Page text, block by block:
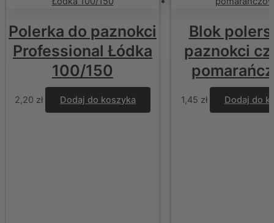
Polerka do paznokci
Professional Łódka
100/150
2,20 zł Dodaj do koszyka
Blok
paznokci
1,45 zł Dodaj do